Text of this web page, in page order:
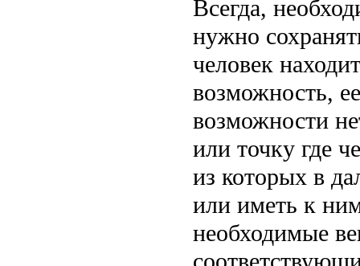
Всегда,
нужно
человек
возможность,
возможности
или точку где
из которых в
или иметь к
необходимые